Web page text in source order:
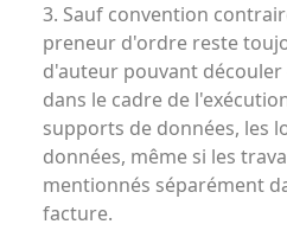
3. Sauf convention
preneur d'ordre reste
d'auteur pouvant
dans le cadre de
supports de données, les
données, même si les
mentionnés séparément
facture.